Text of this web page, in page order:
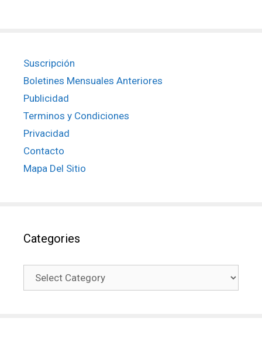
Suscripción
Boletines Mensuales Anteriores
Publicidad
Terminos y Condiciones
Privacidad
Contacto
Mapa Del Sitio
Categories